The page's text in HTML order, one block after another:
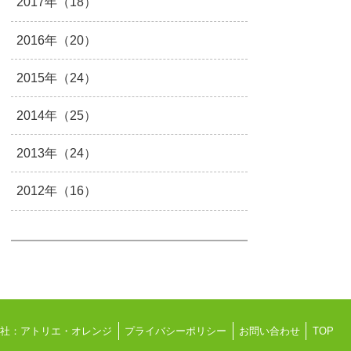
2016年（20）
2015年（24）
2014年（25）
2013年（24）
2012年（16）
：アトリエ・オレンジ プライバシーポリシー お問い合わせ TOP